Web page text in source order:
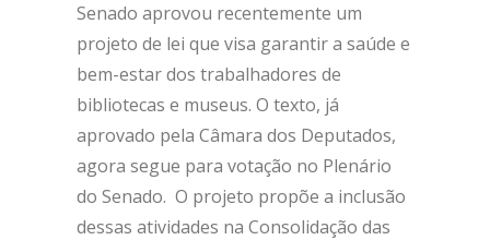
Senado aprovou recentemente um
projeto de lei que visa garantir a saúde e
bem-estar dos trabalhadores de
bibliotecas e museus. O texto, já
aprovado pela Câmara dos Deputados,
agora segue para votação no Plenário
do Senado. O projeto propõe a inclusão
dessas atividades na Consolidação das